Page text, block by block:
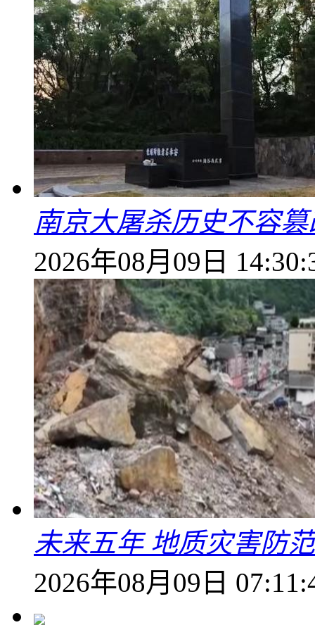
南京大屠杀历史不容
2026年08月09日
未来五年 地质灾害防
2026年08月09日